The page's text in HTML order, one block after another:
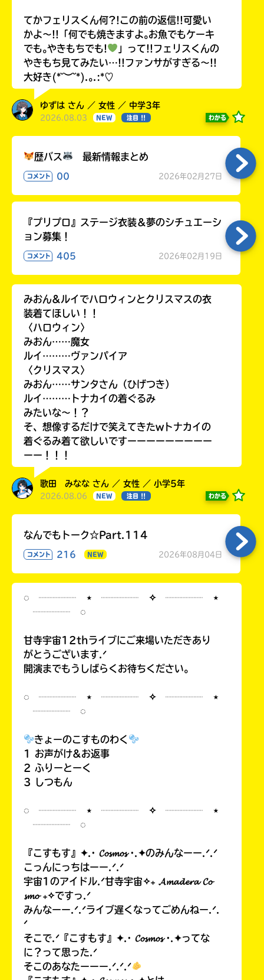
Loading...
てかフェリスくん何?!この前の返信!!可愛い
かよ〜!!「何でも焼きますよ｡お魚でもケーキ
でも｡やきもちでも!
」って!!フェリスくんの
やきもち見てみたい…!!ファンサがすぎる〜!!
大好き(*˘︶˘*).｡.:*♡
ゆずは さん ／ 女性 ／ 中学3年
2026.08.03 NEW 注目 !! わかる
歴バス 最新情報まとめ
コメント 00 2026年02月27日
『プリプロ』ステージ衣装＆夢のシチュエーシ
ョン募集！
コメント 405 2026年02月19日
みおん&ルイでハロウィンとクリスマスの衣
装着てほしい！！
〈ハロウィン〉
みおん……魔女
ルイ………ヴァンパイア
〈クリスマス〉
みおん……サンタさん（ひげつき）
ルイ………トナカイの着ぐるみ
みたいな〜！？
そ、想像するだけで笑えてきたwトナカイの
着ぐるみ着て欲しいですーーーーーーーーー
ーー！！！
歌田 みなな さん ／ 女性 ／ 小学5年
2026.08.06 NEW 注目 !! わかる
なんでもトーク☆Part.114
コメント 216 NEW 2026年08月04日
◌ ┈┈┈┈ ⋆ ┈┈┈┈ ✧ ┈┈┈┈ ⋆
┈┈┈┈ ◌
甘寺宇宙12thライブにご来場いただきあり
がとうございます.ᐟ
開演までもうしばらくお待ちください。
◌ ┈┈┈┈ ⋆ ┈┈┈┈ ✧ ┈┈┈┈ ⋆
┈┈┈┈ ◌
きょーのこすものわく
1 お声がけ&お返事
2 ふりーとーく
3 しつもん
◌ ┈┈┈┈ ⋆ ┈┈┈┈ ✧ ┈┈┈┈ ⋆
┈┈┈┈ ◌
『こすもす』✦.· 𝓒𝓸𝓼𝓶𝓸𝓼 ·.✦のみんなーー.ᐟ.ᐟ
こっんにっちはーー.ᐟ.ᐟ
宇宙1のアイドル.ᐟ甘寺宇宙✧₊ 𝓐𝓶𝓪𝓭𝓮𝓻𝓪 𝓒𝓸
𝓼𝓶𝓸 ₊✧ですっ.ᐟ
みんなーー.ᐟ.ᐟライブ遅くなってごめんねー.ᐟ.
ᐟ
そこで.ᐟ『こすもす』✦.· 𝓒𝓸𝓼𝓶𝓸𝓼 ·.✦ってな
に？って思った.ᐟ
そこのあなたーーー.ᐟ.ᐟ.ᐟ
え
入
内
ー
が
度
認
て
ね